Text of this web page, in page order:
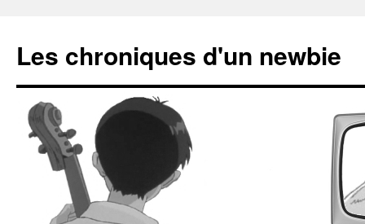
Les chroniques d'un newbie